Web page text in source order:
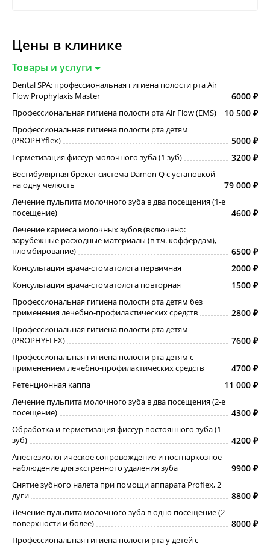
Цены в клинике
Товары и услуги
Dental SPA: профессиональная гигиена полости рта Air
Flow Prophylaxis Master
6000
Профессиональная гигиена полости рта Air Flow (EMS) 10 500
Профессиональная гигиена полости рта детям
(PROPHYflex)
5000
Герметизация фиссур молочного зуба (1 зуб) 3200
Вестибулярная брекет система Damon Q с установкой
на одну челюсть
79 000
Лечение пульпита молочного зуба в два посещения (1-е
посещение)
4600
Лечение кариеса молочных зубов (включено:
зарубежные расходные материалы (в т.ч. коффердам),
пломбирование)
6500
Консультация врача-стоматолога первичная 2000
Консультация врача-стоматолога повторная 1500
Профессиональная гигиена полости рта детям без
применения лечебно-профилактических средств
2800
Профессиональная гигиена полости рта детям
(PROPHYFLEX)
7600
Профессиональная гигиена полости рта детям с
применением лечебно-профилактических средств
4700
Ретенционная каппа 11 000
Лечение пульпита молочного зуба в два посещения (2-е
посещение)
4300
Обработка и герметизация фиссур постоянного зуба (1
зуб)
4200
Анестезиологическое сопровождение и постнаркозное
наблюдение для экстренного удаления зуба
9900
Снятие зубного налета при помощи аппарата Proflex, 2
дуги
8800
Лечение пульпита молочного зуба в одно посещение (2
поверхности и более)
8000
Профессиональная гигиена полости рта у детей с